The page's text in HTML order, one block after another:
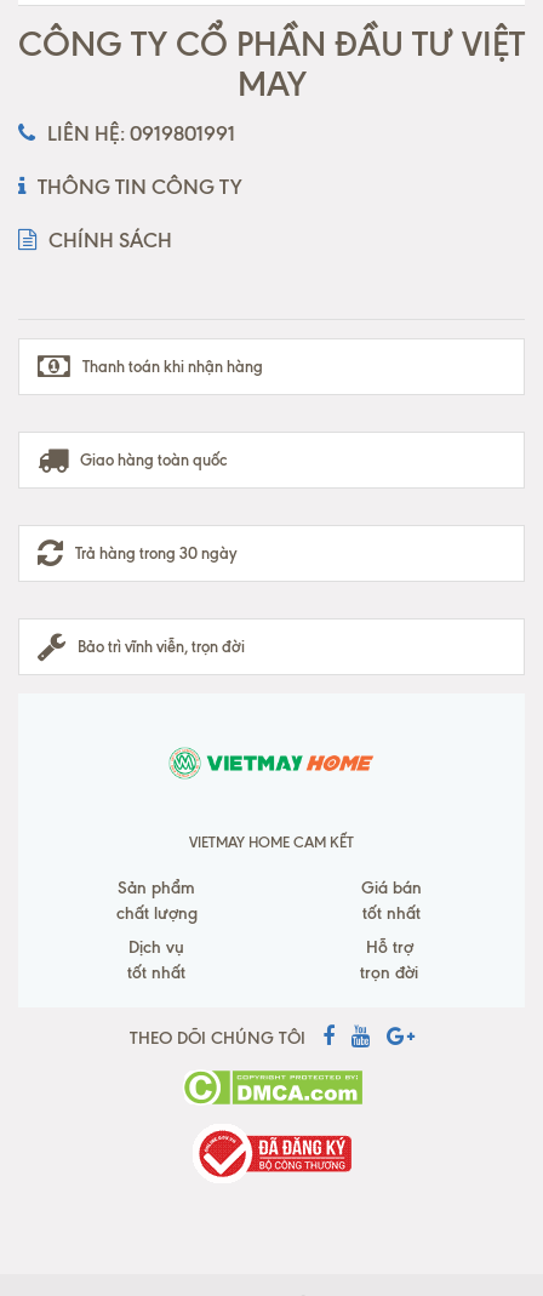
CÔNG TY CỔ PHẦN ĐẦU TƯ VIỆT
MAY
LIÊN HỆ: 0919801991
THÔNG TIN CÔNG TY
CHÍNH SÁCH
Thanh toán khi nhận hàng
Giao hàng toàn quốc
Trả hàng trong 30 ngày
Bảo trì vĩnh viễn, trọn đời
VIETMAY HOME CAM KẾT
Sản phẩm
chất lượng
Giá bán
tốt nhất
Dịch vụ
tốt nhất
Hỗ trợ
trọn đời
THEO DÕI CHÚNG TÔI